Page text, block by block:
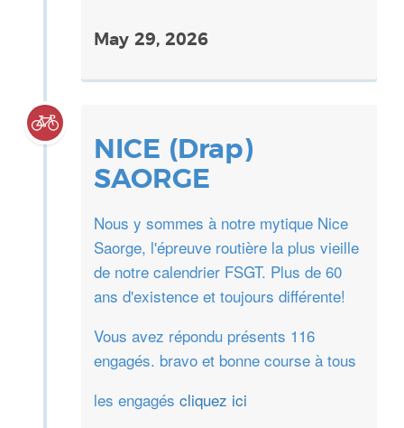
May 29, 2026
NICE (Drap)
SAORGE
Nous y sommes à notre mytique Nice
Saorge, l'épreuve routière la plus vieille
de notre calendrier FSGT. Plus de 60
ans d'existence et toujours différente!
Vous avez répondu présents 116
engagés. bravo et bonne course à tous
les engagés cliquez ici